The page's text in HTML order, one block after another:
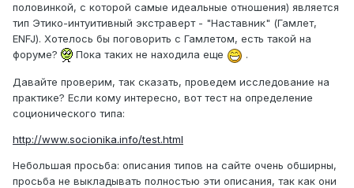
половинкой, с которой самые идеальные отношения) является
тип Этико-интуитивный экстраверт - "Наставник" (Гамлет,
ENFJ). Хотелось бы поговорить с Гамлетом, есть такой на
форуме?
Пока таких не находила еще .
Давайте проверим, так сказать, проведем исследование на
практике? Если кому интересно, вот тест на определение
соционического типа:
http://www.socionika.info/test.html
Небольшая просьба: описания типов на сайте очень обширны,
просьба не выкладывать полностью эти описания, так как они